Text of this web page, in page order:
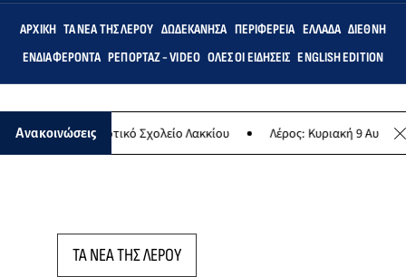
ΑΡΧΙΚΉ ΤΑ ΝΈΑ ΤΗΣ ΛΈΡΟΥ ΔΩΔΕΚΆΝΗΣΑ ΠΕΡΙΦΈΡΕΙΑ ΕΛΛΆΔΑ ΔΙΕΘΝΉ
ΕΝΔΙΑΦΈΡΟΝΤΑ ΡΕΠΟΡΤΆΖ - VIDEO ΌΛΕΣ ΟΙ ΕΙΔΉΣΕΙΣ ENGLISH EDITION
Ανακοινώσεις
στο Δημοτικό Σχολείο Λακκίου Λέρος: Κυριακή 9
ΤΑ ΝΕΑ ΤΗΣ ΛΕΡΟΥ